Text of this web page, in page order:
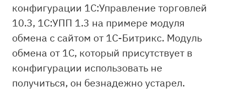
конфигурации 1С:Управление торговлей
10.3, 1С:УПП 1.3 на примере модуля
обмена с сайтом от 1С-Битрикс. Модуль
обмена от 1С, который присутствует в
конфигурации использовать не
получиться, он безнадежно устарел.